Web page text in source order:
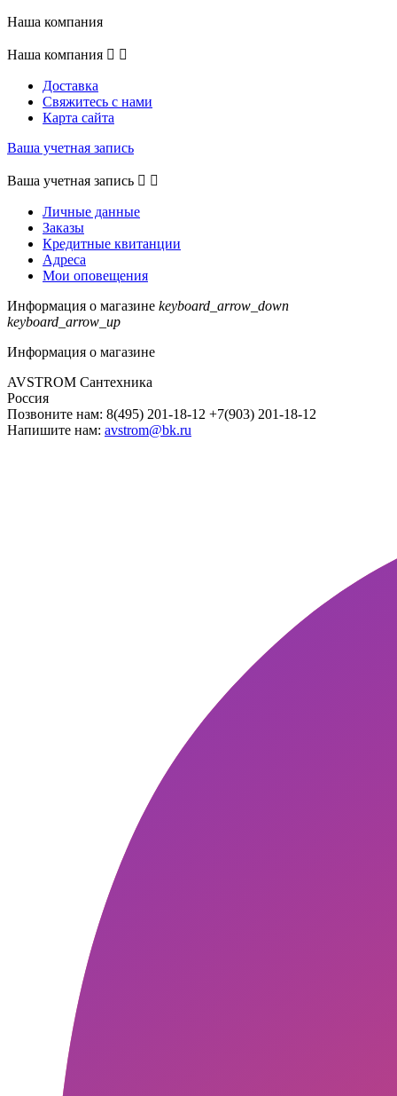
Наша компания
Наша компания  
Доставка
Свяжитесь с нами
Карта сайта
Ваша учетная запись
Ваша учетная запись  
Личные данные
Заказы
Кредитные квитанции
Адреса
Мои оповещения
Информация о магазине keyboard_arrow_down
keyboard_arrow_up
Информация о магазине
AVSTROM Сантехника
Россия
Позвоните нам: 8(495) 201-18-12 +7(903) 201-18-12
Напишите нам: avstrom@bk.ru